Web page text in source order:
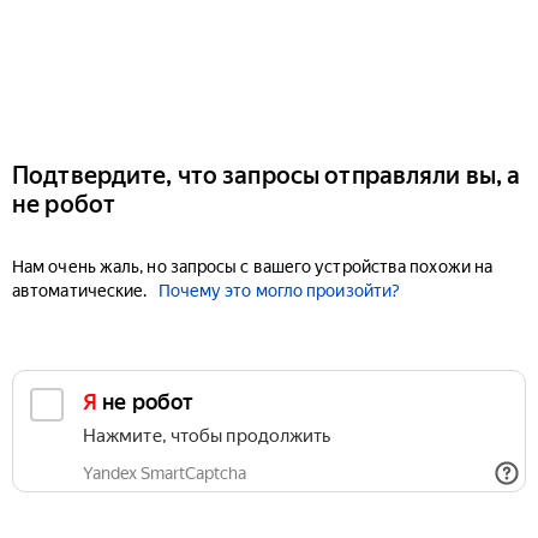
Подтвердите, что запросы отправляли вы, а
не робот
Нам очень жаль, но запросы с вашего устройства похожи на
автоматические.
Почему это могло произойти?
Я не робот
Нажмите, чтобы продолжить
Yandex SmartCaptcha